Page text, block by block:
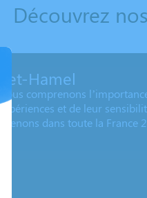
Découvrez
Hamel
, nous comprenons
et de leur
dans toute la France